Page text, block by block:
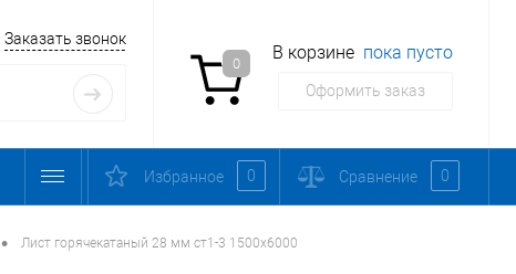
Заказать звонок
0
В корзине пока пусто
Оформить заказ
Избранное 0 Сравнение 0
• Лист горячекатаный 28 мм ст1-3 1500х6000